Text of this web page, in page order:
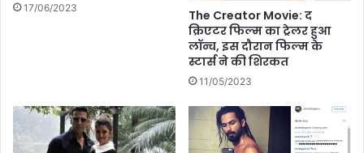
17/06/2023
The Creator Movie: द
क्रिएटर फिल्म का ट्रेलर हुआ
लॉन्च, इस दौरान फिल्म के
स्टार्स ने की शिरकत
11/05/2023